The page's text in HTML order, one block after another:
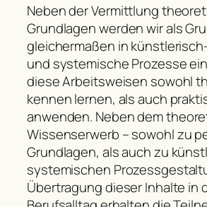
Neben der Vermittlung
Grundlagen werden wir als
gleichermaßen in
und systemische Prozesse
diese Arbeitsweisen sowohl
kennen lernen, als auch
anwenden. Neben dem
Wissenserwerb – sowohl zu
Grundlagen, als auch zu
systemischen
Übertragung dieser Inhalte in